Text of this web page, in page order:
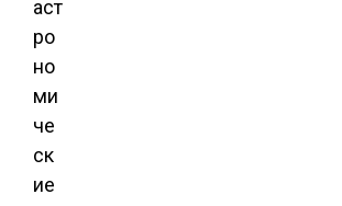
аст
ро
но
ми
че
ск
ие